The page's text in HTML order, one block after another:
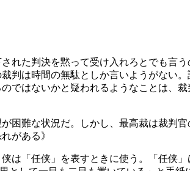
れた判決を黙って受け入れろとでも言
判は時間の無駄としか言いようがない
ではないかと疑われるようなことは、
困難な状況だ。しかし、最高裁は裁判
がある》
は「任侠」を表すときに使う。「任侠」